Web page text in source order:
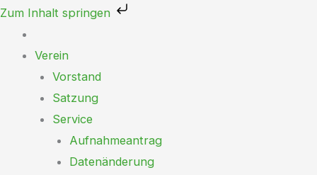
Zum Inhalt springen
Zum
Inhalt
springenVerein
Vorstand
Satzung
Service
Aufnahmeantrag
Datenänderung